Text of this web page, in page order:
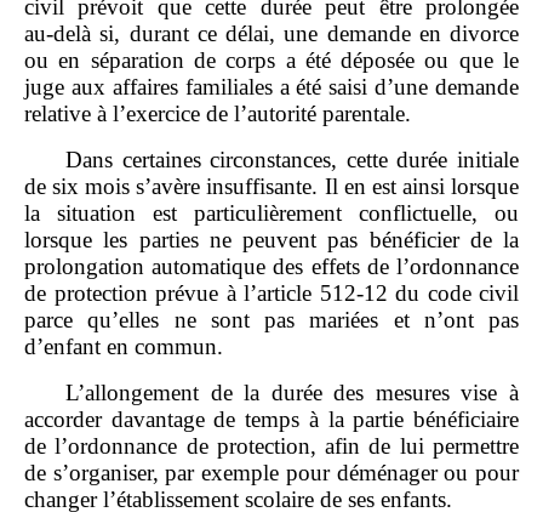
civil prévoit que cette durée peut être prolongée
au‑delà si, durant ce délai, une demande en divorce
ou en séparation de corps a été déposée ou que le
juge aux affaires familiales a été saisi d’une demande
relative à l’exercice de l’autorité parentale.
Dans certaines circonstances, cette durée initiale
de six mois s’avère insuffisante. Il en est ainsi lorsque
la situation est particulièrement conflictuelle, ou
lorsque les parties ne peuvent pas bénéficier de la
prolongation automatique des effets de l’ordonnance
de protection prévue à l’article 512‑12 du code civil
parce qu’elles ne sont pas mariées et n’ont pas
d’enfant en commun.
L’allongement de la durée des mesures vise à
accorder davantage de temps à la partie bénéficiaire
de l’ordonnance de protection, afin de lui permettre
de s’organiser, par exemple pour déménager ou pour
changer l’établissement scolaire de ses enfants.